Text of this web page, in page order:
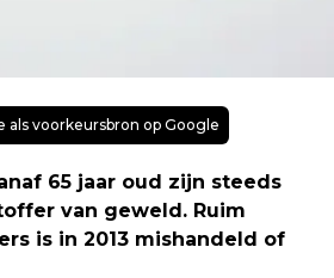
als voorkeursbron op Google
65 jaar oud zijn steeds
van geweld. Ruim
is in 2013 mishandeld of